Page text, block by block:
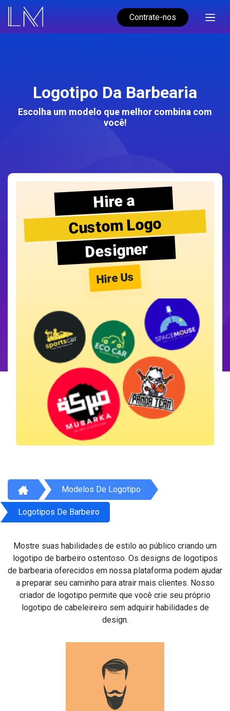
Contrate-nos
Logotipo Da Barbearia
Escolha um modelo que melhor combina com
você!
Hire a
Custom Logo
Designer
Hire Us
Modelos De Logotipo
Logotipos De Barbeiro
Mostre suas habilidades de estilo ao público criando um
logotipo de barbeiro ostentoso. Os designs de logotipos
de barbearia oferecidos em nossa plataforma podem ajudar
a preparar seu caminho para atrair mais clientes. Nosso
criador de logotipo permite que você crie seu próprio
logotipo de cabeleireiro sem adquirir habilidades de
design.